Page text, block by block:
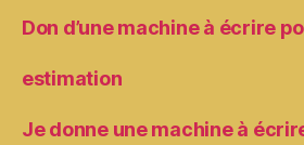
Don d’une machine à écrire
estimation
Je donne une machine à